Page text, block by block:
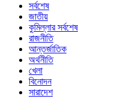
সর্বশেষ
জাতীয়
কুমিল্লার সর্বশেষ
রাজনীতি
আন্তর্জাতিক
অর্থনীতি
খেলা
বিনোদন
সারাদেশ